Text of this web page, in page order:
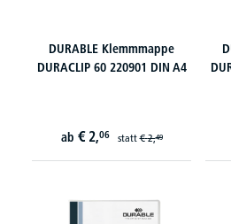
DURABLE Klemmmappe
DURACLIP 60 220901 DIN A4
ab € 2,06 statt€ 2,49